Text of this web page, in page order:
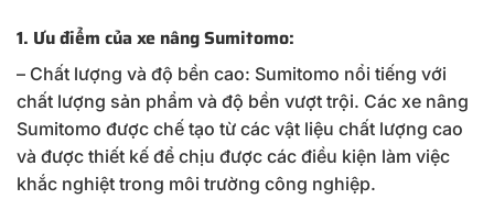
1. Ưu điểm của xe nâng Sumitomo:
– Chất lượng và độ bền cao: Sumitomo nổi tiếng với
chất lượng sản phẩm và độ bền vượt trội. Các xe nâng
Sumitomo được chế tạo từ các vật liệu chất lượng cao
và được thiết kế để chịu được các điều kiện làm việc
khắc nghiệt trong môi trường công nghiệp.